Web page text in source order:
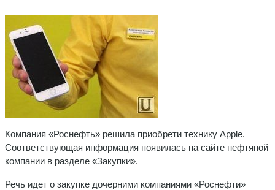
Компания «Роснефть» решила приобрети технику Apple.
Соответствующая информация появилась на сайте нефтяной
компании в разделе «Закупки».
Речь идет о закупке дочерними компаниями «Роснефти»